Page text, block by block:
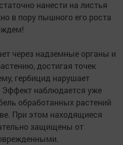
нанести на листья
в пору пышного его роста
через надземные органы и
достигая точек
гербицид нарушает
Эффект наблюдается уже
обработанных растений
При этом находящиеся
защищены от